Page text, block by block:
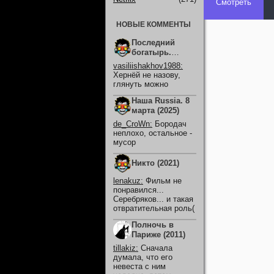
Смотреть
НОВЫЕ КОММЕНТЫ
Последний
богатырь.
Колобок (2026)
vasiliishakhov1988:
Хернёй не назову,
глянуть можно
Наша Russia. 8
марта (2025)
de_CroWn: Бородач
неплохо, остальное -
мусор
Никто (2021)
lenakuz: Фильм не
понравился...
Серебряков... и такая
отвратительная роль(
Полночь в
Париже (2011)
tillakiz: Сначала
думала, что его
невеста с ним